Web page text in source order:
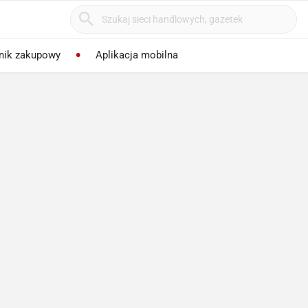
zakupowy Aplikacja mobilna